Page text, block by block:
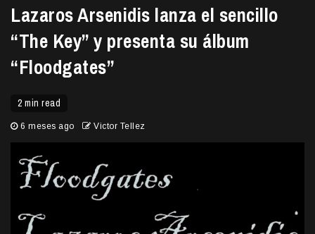
Lazaros Arsenidis lanza el sencillo
“The Key” y presenta su álbum
“Floodgates”
2 min read
6 meses ago Victor Tellez